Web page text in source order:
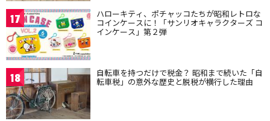
17 ハローキティ、ポチャッコたちが昭和レトロな
コインケースに！「サンリオキャラクターズ コ
インケース」第２弾
18 自転車を持つだけで税金？ 昭和まで続いた「自
転車税」の意外な歴史と脱税が横行した理由